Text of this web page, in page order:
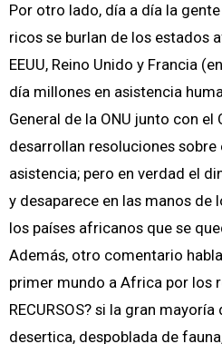
Por otro lado, día a día la
ricos se burlan de los estados
EEUU, Reino Unido y Francia
día millones en asistencia
General de la ONU junto con el
desarrollan resoluciones
asistencia; pero en verdad el
y desaparece en las manos de
los países africanos que se
Además, otro comentario
primer mundo a Africa por los
RECURSOS? si la gran
desertica, despoblada de